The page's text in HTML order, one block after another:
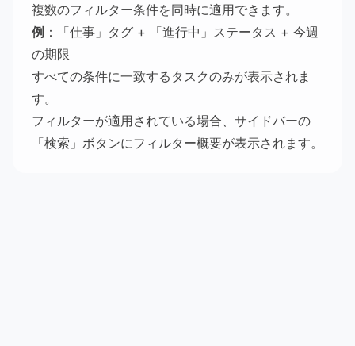
複数のフィルター条件を同時に適用できます。
例 ：「仕事」タグ + 「進行中」ステータス + 今週
の期限
すべての条件に一致するタスクのみが表示されま
す。
フィルターが適用されている場合、サイドバーの
「検索」ボタンにフィルター概要が表示されます。